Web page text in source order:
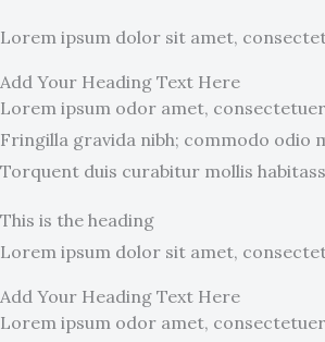
Lorem ipsum dolor sit amet,
Add Your Heading Text Here
Lorem ipsum odor amet,
Fringilla gravida nibh; commodo odio
Torquent duis curabitur mollis
This is the heading
Lorem ipsum dolor sit amet,
Add Your Heading Text Here
Lorem ipsum odor amet,